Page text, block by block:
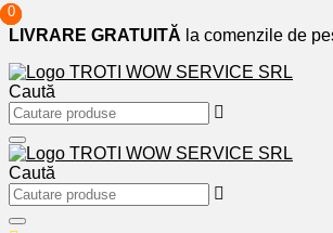
Sari
la
LIVRARE GRATUITĂ la comenzile de
0
Caută
Caută
0
0